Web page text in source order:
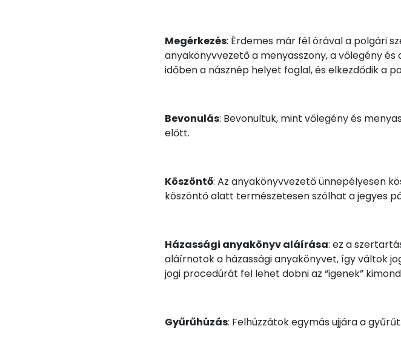
Megérkezés: Érdemes már fél órával a polgári
anyakönyvvezető a menyasszony, a vőlegény
időben a násznép helyet foglal, és elkezdődik a
Bevonulás: Bevonultuk, mint vőlegény és
előtt.
Köszöntő: Az anyakönyvvezető ünnepélyesen
köszöntő alatt természetesen szólhat a jegyes
Házassági anyakönyv aláírása: ez a
aláírnotok a házassági anyakönyvet, így váltok
jogi procedúrát fel lehet dobni az “igenek”
Gyűrűhúzás: Felhúzzátok egymás ujjára a gyűrűt.